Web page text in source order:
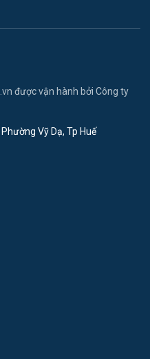
được vận hành bởi Công ty
Vỹ Dạ, Tp Huế